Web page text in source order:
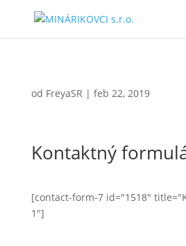
od FreyaSR | feb 22, 2019
Kontaktný
[contact-form-7 id="1518"
1"]